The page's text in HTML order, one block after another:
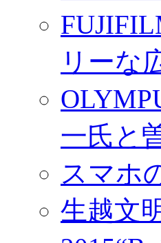
リーな
一氏と
スマホ
生越文